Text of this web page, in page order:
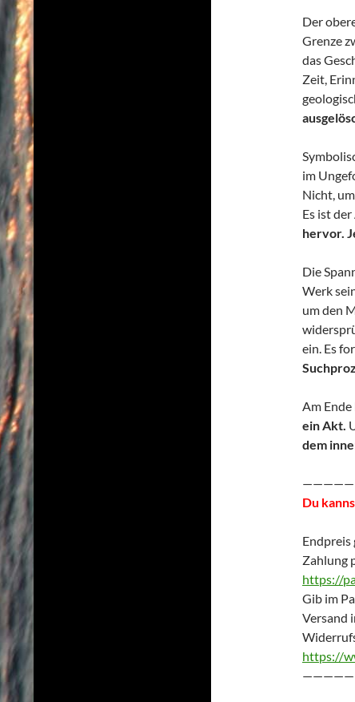
Der
Grenze
das
Zeit,
im
Nicht,
Es ist
hervor.
Die
Werk
um den
ein. Es
Am
ein Akt.
dem
Du
Endpreis
Zahlung
https://
Gib im
Versand
https://